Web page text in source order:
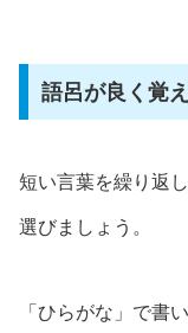
語呂が良く覚
短い言葉を繰り返
選びましょう。
「ひらがな」で書